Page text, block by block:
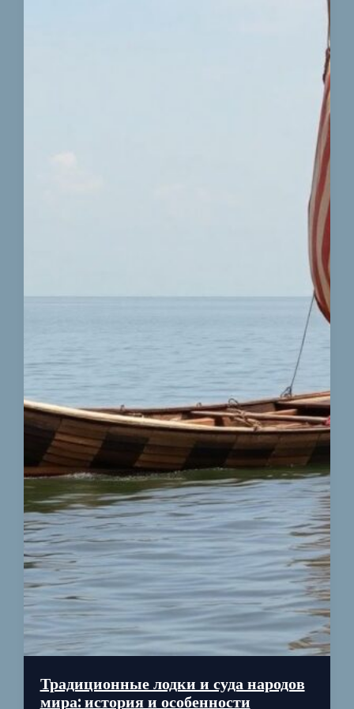
Традиционные лодки и суда народов
мира: история и особенности